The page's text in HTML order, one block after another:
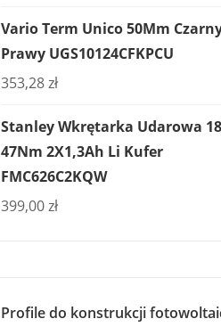
Vario Term Unico 50Mm
Prawy UGS10124CFKPCU
353,28zł
Stanley Wkrętarka Udarowa
47Nm 2X1,3Ah Li Kufer
FMC626C2KQW
399,00zł
Profile do konstrukcji